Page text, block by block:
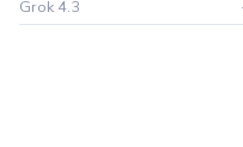
Grok 4.3